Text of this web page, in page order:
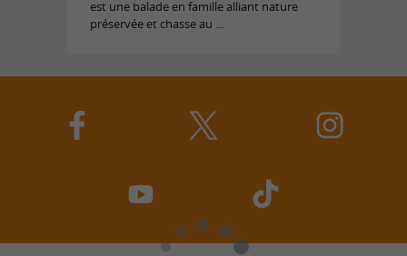
est une balade en famille alliant nature
préservée et chasse au ...